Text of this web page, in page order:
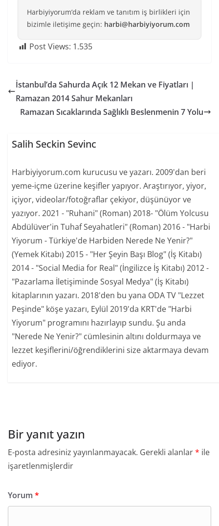
Harbiyiyorum’da reklam ve tanıtım iş birlikleri için
bizimle iletişime geçin: harbi@harbiyiyorum.com
Post Views: 1.535
İstanbul’da Sahurda Açık 12 Mekan ve Fiyatları |
Ramazan 2014 Sahur Mekanları
Ramazan Sıcaklarında Sağlıklı Beslenmenin 7 Yolu
Salih Seckin Sevinc
Harbiyiyorum.com kurucusu ve yazarı. 2009'dan beri
yeme-içme üzerine keşifler yapıyor. Araştırıyor, yiyor,
içiyor, videolar/fotoğraflar çekiyor, düşünüyor ve
yazıyor. 2021 - "Ruhani" (Roman) 2018- "Ölüm Yolcusu
Abdülüver'in Tuhaf Seyahatleri" (Roman) 2016 - "Harbi
Yiyorum - Türkiye'de Harbiden Nerede Ne Yenir?"
(Yemek Kitabı) 2015 - "Her Şeyin Başı Blog" (İş Kitabı)
2014 - "Social Media for Real" (İngilizce İş Kitabı) 2012 -
"Pazarlama İletişiminde Sosyal Medya" (İş Kitabı)
kitaplarının yazarı. 2018'den bu yana ODA TV "Lezzet
Peşinde" köşe yazarı, Eylül 2019'da KRT'de "Harbi
Yiyorum" programını hazırlayıp sundu. Şu anda
"Nerede Ne Yenir?" cümlesinin altını doldurmaya ve
lezzet keşiflerini/öğrendiklerini size aktarmaya devam
ediyor.
Bir yanıt yazın
E-posta adresiniz yayınlanmayacak. Gerekli alanlar* ile
işaretlenmişlerdir
Yorum *